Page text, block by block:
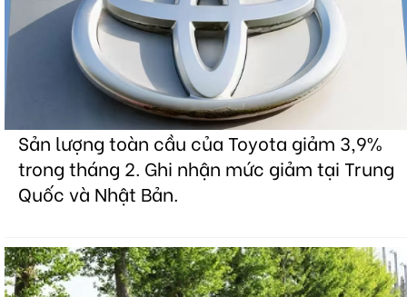
Sản lượng toàn cầu của Toyota giảm 3,9%
trong tháng 2. Ghi nhận mức giảm tại Trung
Quốc và Nhật Bản.